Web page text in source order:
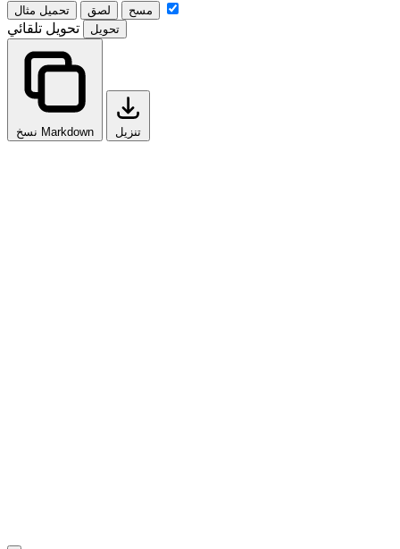
تحميل مثال
لصق مسح
تحويل تلقائي تحويل
نسخ Markdown تنزيل